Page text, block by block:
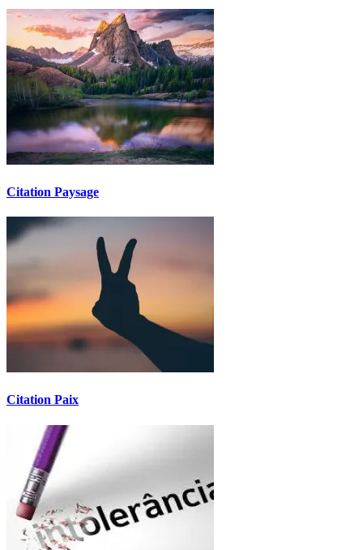
Citation Paysage
Citation Paix